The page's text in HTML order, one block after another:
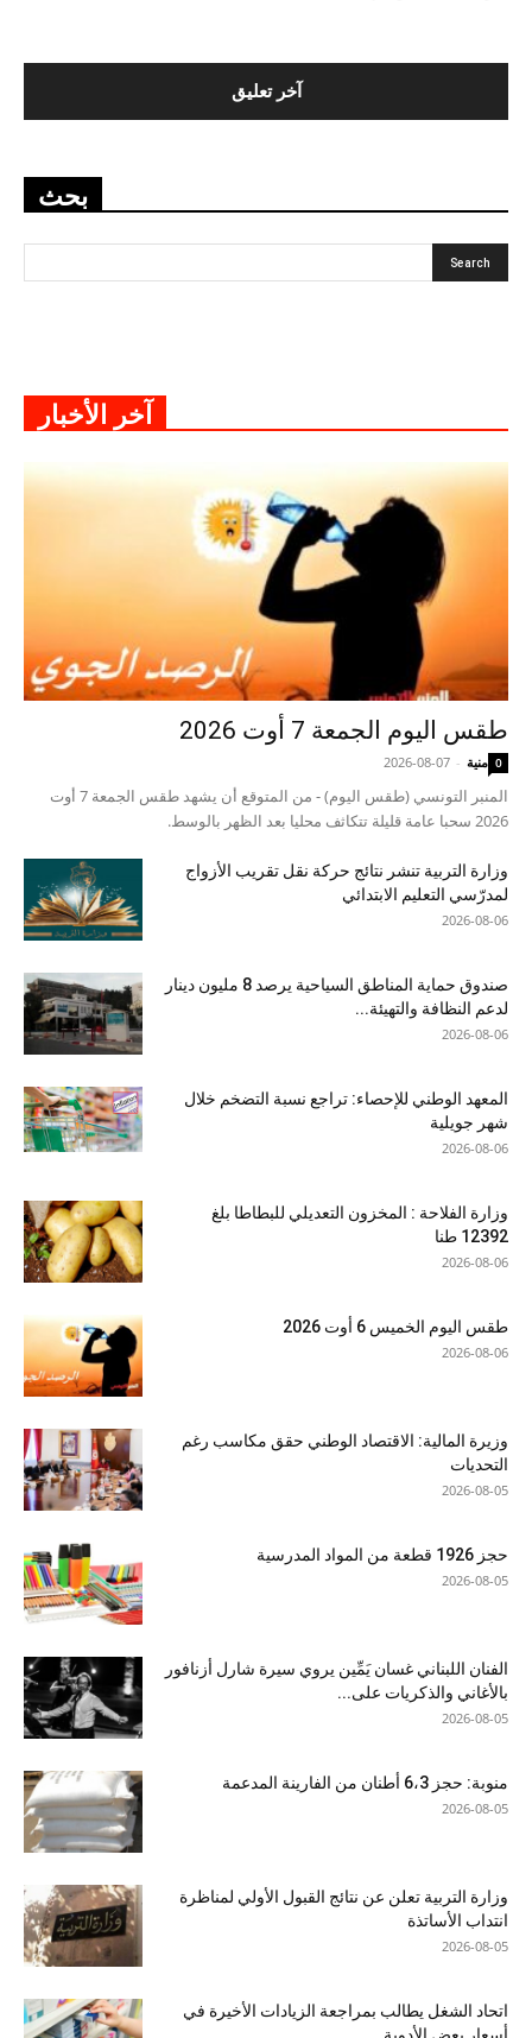
بحث
آخر الأخبار
طقس اليوم الجمعة 7 أوت 2026
منية -
2026-08-07 0
المنبر التونسي (طقس اليوم) - من المتوقع أن يشهد طقس الجمعة 7 أوت
2026 سحبا عامة قليلة تتكاثف محليا بعد الظهر بالوسط.
وزارة التربية تنشر نتائج حركة نقل تقريب الأزواج
لمدرّسي التعليم الابتدائي
2026-08-06
صندوق حماية المناطق السياحية يرصد 8 مليون دينار
لدعم النظافة والتهيئة...
2026-08-06
المعهد الوطني للإحصاء: تراجع نسبة التضخم خلال
شهر جويلية
2026-08-06
وزارة الفلاحة : المخزون التعديلي للبطاطا بلغ
12392 طنا
2026-08-06
طقس اليوم الخميس 6 أوت 2026
2026-08-06
وزيرة المالية: الاقتصاد الوطني حقق مكاسب رغم
التحديات
2026-08-05
حجز 1926 قطعة من المواد المدرسية
2026-08-05
الفنان اللبناني غسان يَمِّين يروي سيرة شارل أزنافور
بالأغاني والذكريات على...
2026-08-05
منوبة: حجز 6،3 أطنان من الفارينة المدعمة
2026-08-05
وزارة التربية تعلن عن نتائج القبول الأولي لمناظرة
انتداب الأساتذة
2026-08-05
اتحاد الشغل يطالب بمراجعة الزيادات الأخيرة في